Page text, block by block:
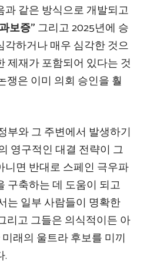
같은 방식으로 개발되고
보증” 그리고 2025년에 승
하거나 매우 심각한 것으
제재가 포함되어 있다는 것
쟁은 이미 의회 승인을 훨
부와 그 주변에서 발생하기
영구적인 대결 전략이 그
면 반대로 스페인 극우파
구축하는 데 도움이 되고
는 일부 사람들이 명확한
리고 그들은 의식적이든 아
미래의 울트라 후보를 미끼
.